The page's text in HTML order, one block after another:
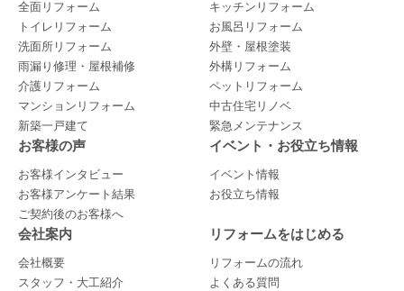
全面リフォーム
キッチンリフォーム
トイレリフォーム
お風呂リフォーム
洗面所リフォーム
外壁・屋根塗装
雨漏り修理・屋根補修
外構リフォーム
介護リフォーム
ペットリフォーム
マンションリフォーム
中古住宅リノベ
新築一戸建て
緊急メンテナンス
お客様の声
お客様インタビュー
お客様アンケート結果
ご契約後のお客様へ
イベント・お役立ち情報
イベント情報
お役立ち情報
会社案内
会社概要
スタッフ・大工紹介
リフォームをはじめる
リフォームの流れ
よくある質問